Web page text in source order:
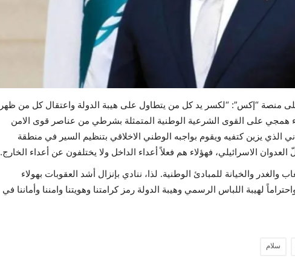
منصة “إكس”: “لكسر يد كل من يتطاول على هيبة الدولة واعتقال كل من ظهر
همجي على القوى الشرعية الوطنية المتمثلة بشرطي من عناصر قوى الامن
الذي يزين كتفيه ويقوم بواجبه الوطني الاخلاقي بتنظيم السير في منطقة
الاسرائيلي، فهؤلاء هم فعلاً أعداء الداخل ولا يختلفون عن أعداء الخارج.
والغدر والخيانة للمبادئ الوطنية. لذا، ننادي بإنزال أشد العقوبات بهولاء
لهيبة اللباس الرسمي وهيبة الدولة رمز كرامتنا وهويتنا وامننا وأماننا في
سلام